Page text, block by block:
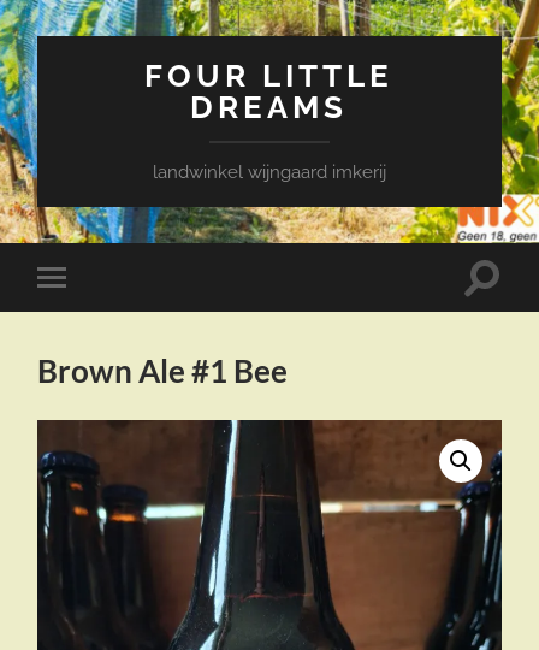
FOUR LITTLE
DREAMS
landwinkel wijngaard imkerij
Toggle
mobiel
Toggle
Brown Ale #1 Bee